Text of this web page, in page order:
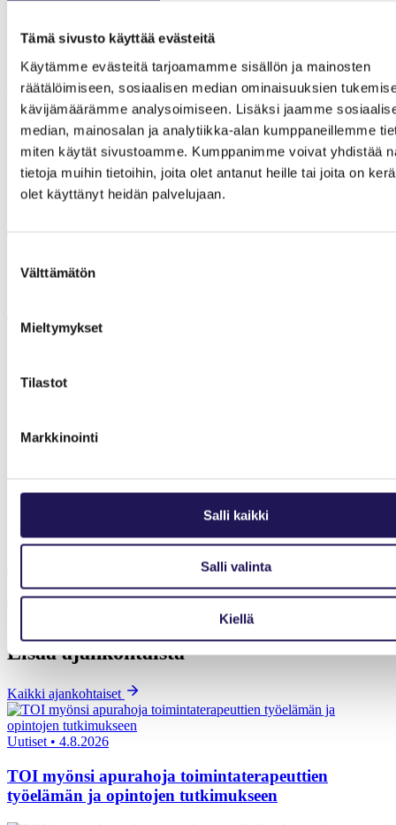
Tämä sivusto käyttää evästeitä
Käytämme evästeitä tarjoamamme sisällön ja mainosten
räätälöimiseen, sosiaalisen median ominaisuuksien
kävijämäärämme analysoimiseen. Lisäksi jaamme
median, mainosalan ja analytiikka-alan kumppaneillemme
miten käytät sivustoamme. Kumppanimme voivat yhdistää
tietoja muihin tietoihin, joita olet antanut heille tai joita on
olet käyttänyt heidän palvelujaan.
valinta
Välttämätön
Mieltymykset
Tilastot
Markkinointi
Salli kaikki
Salli valinta
Kiellä
Pohteen toiminta viivästyttää asiakkaiden hoitoon ja kuntoutukseen
pääsyä ja kaventaa valinnanvapautta. Lisäksi se rajoittaa
merkittävästi sote- ja kuntoutusalan asiantuntijoiden
elinkeinovapautta.
Vaadimme, että Pohde oikaisee hankintapolitiikkaansa välittömästi.
Pohteen työntekijöillä tulee olla mahdollisuus monimuotoiseen
työskentelyyn, eikä tarjouskilpailuista tule sulkea ulos Pohteen omaa
henkilöstöä.
Yhteyshenkilöt
Juhani Saarinen
Timo Saranpää, puheenjohtaja
AKY – Akavalaiset yrittäjät ry
Suomen Toimintaterapeuttiliitto ry
Suomen Psykologiliitto ry
Share on LinkedIn
Email this Page
Lisää ajankohtaista
Kaikki ajankohtaiset
Uutiset • 4.8.2026
TOI myönsi apurahoja toimintaterapeuttien
työelämän ja opintojen tutkimukseen